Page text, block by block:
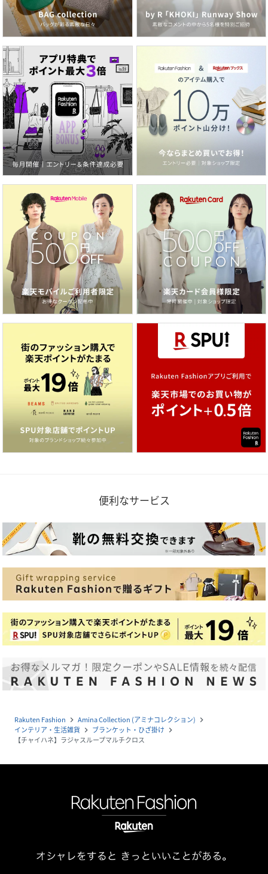
便利なサービス
Rakuten Fashion navigate_next Amina Collection (アミナコレクション) navigate_next
インテリア・生活雑貨 navigate_next ブランケット・ひざ掛け navigate_next
【チャイハネ】ラジャスループマルチクロス